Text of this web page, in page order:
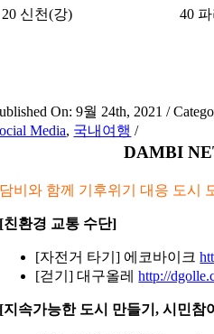
20 신천(강) 40
On: 9월 24th, 2021 /
Media, 국내여행 /
DAMBI
담비와 함께 기후위기 대응 도시
[친환경 교통 수단]
[자전거 타기] 에코바이크
[걷기] 대구올레http://
[지속가능한 도시 만들기, 시민참